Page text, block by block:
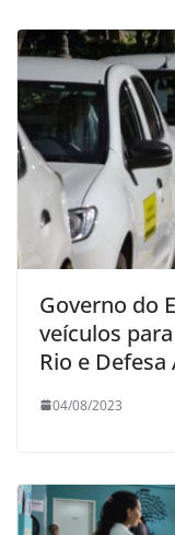
Governo do
veículos
Rio e
04/08/2023